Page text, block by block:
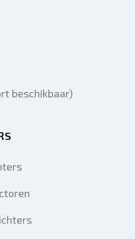
beschikbaar)